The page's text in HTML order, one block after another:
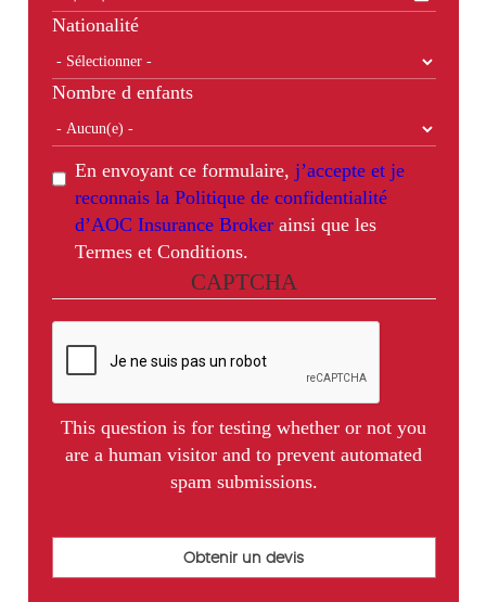
Nationalité
Nombre d enfants
En envoyant ce formulaire, j’accepte et je
reconnais la Politique de confidentialité
d’AOC Insurance Brokerainsi que les
Termes et Conditions.
CAPTCHA
This question is for testing whether or not you
are a human visitor and to prevent automated
spam submissions.